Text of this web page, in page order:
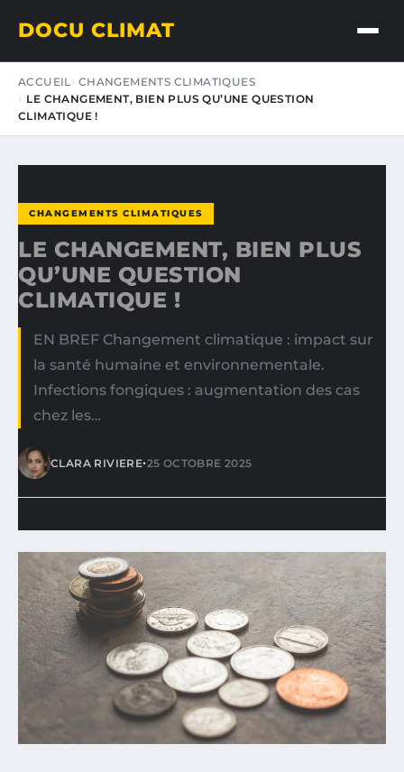
DOCU CLIMAT
ACCUEIL CHANGEMENTS CLIMATIQUES
LE CHANGEMENT, BIEN PLUS QU’UNE QUESTION
CLIMATIQUE !
CHANGEMENTS CLIMATIQUES
LE CHANGEMENT, BIEN PLUS
QU’UNE QUESTION
CLIMATIQUE !
EN BREF Changement climatique : impact sur
la santé humaine et environnementale.
Infections fongiques : augmentation des cas
chez les…
CLARA RIVIERE•25 OCTOBRE 2025